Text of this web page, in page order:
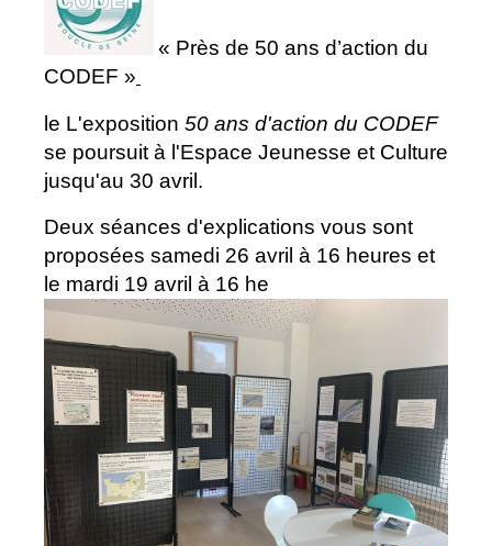
« Près de 50 ans d’action du
CODEF »
le L'exposition 50 ans d'action du CODEF
se poursuit à l'Espace Jeunesse et Culture
jusqu'au 30 avril.
Deux séances d'explications vous sont
proposées samedi 26 avril à 16 heures et
le mardi 19 avril à 16 he